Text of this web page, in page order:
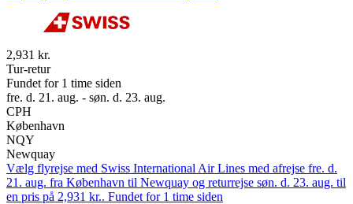
2,931 kr.
Tur-retur
Fundet for 1 time siden
fre. d. 21. aug. - søn. d. 23. aug.
CPH
København
NQY
Newquay
Vælg flyrejse med Swiss International Air Lines med afrejse fre. d.
21. aug. fra København til Newquay og returrejse søn. d. 23. aug. til
en pris på 2,931 kr.. Fundet for 1 time siden